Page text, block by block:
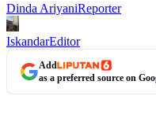
Dinda AriyaniReporter
IskandarEditor
Add
as a preferred source on